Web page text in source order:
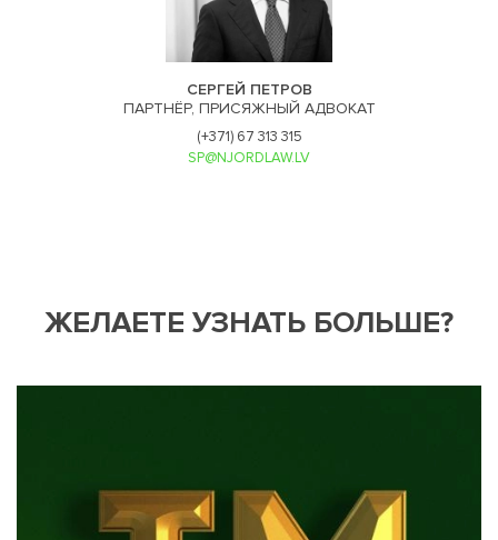
СЕРГЕЙ ПЕТРОВ
ПАРТНЁР, ПРИСЯЖНЫЙ АДВОКАТ
(+371) 67 313 315
SP@NJORDLAW.LV
ЖЕЛАЕТЕ УЗНАТЬ БОЛЬШЕ?